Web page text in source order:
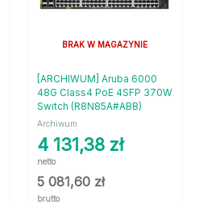
BRAK W MAGAZYNIE
[ARCHIWUM] Aruba 6000
48G Class4 PoE 4SFP 370W
Switch (R8N85A#ABB)
Archiwum
4 131,38 zł
netto
5 081,60 zł
brutto